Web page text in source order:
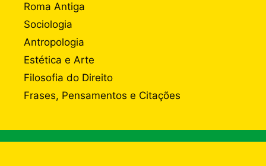
Roma Antiga
Sociologia
Antropologia
Estética e Arte
Filosofia do Direito
Frases, Pensamentos e Citações